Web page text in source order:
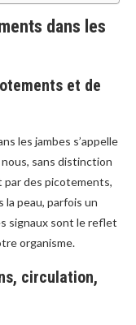
dans les
et de
les jambes s’appelle
sans distinction
par des picotements,
peau, parfois un
signaux sont le reflet
organisme.
circulation,